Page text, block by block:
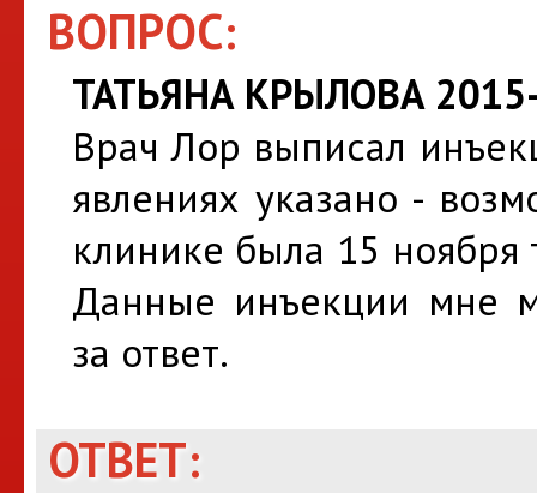
ВОПРОС:
ТАТЬЯНА КРЫЛОВА
Врач Лор выписал
явлениях указано -
клинике была 15 ноября
Данные инъекции мне
за ответ.
ОТВЕТ: